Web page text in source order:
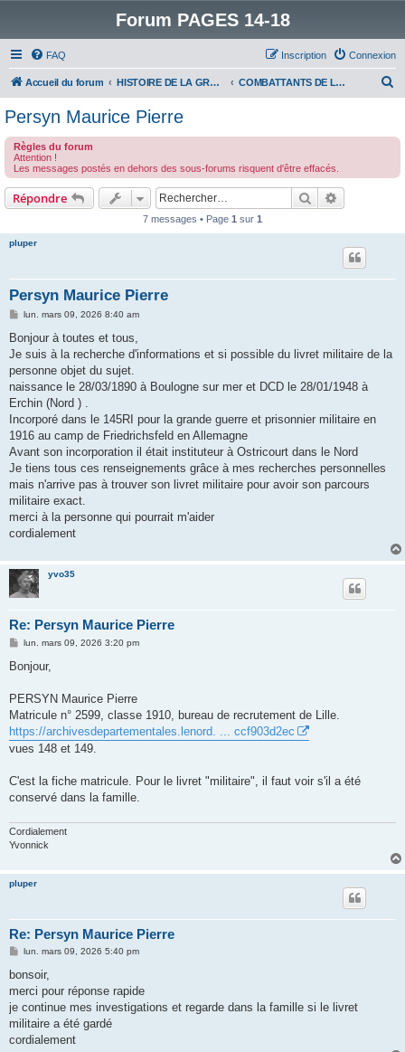
Forum PAGES 14-18
FAQ Connexion
Inscription
Accueil du forum HISTOIRE DE LA GRANDE GUERRE COMBATTANTS DE LA GRANDE GUERRE
h
r
Persyn Maurice Pierre
Règles du forum
Attention !
Les messages postés en dehors des sous-forums risquent d'être effacés.
Répondre Rechercher
7 messages • Page 1 sur 1
pluper
Persyn Maurice Pierre
M
s
a
g
lun. mars 09, 2026 8:40 am
Bonjour à toutes et tous,
Je suis à la recherche d'informations et si possible du livret militaire de la
personne objet du sujet.
naissance le 28/03/1890 à Boulogne sur mer et DCD le 28/01/1948 à
Erchin (Nord ) .
Incorporé dans le 145RI pour la grande guerre et prisonnier militaire en
1916 au camp de Friedrichsfeld en Allemagne
Avant son incorporation il était instituteur à Ostricourt dans le Nord
Je tiens tous ces renseignements grâce à mes recherches personnelles
mais n'arrive pas à trouver son livret militaire pour avoir son parcours
militaire exact.
merci à la personne qui pourrait m'aider
cordialement
yvo35
Re: Persyn Maurice Pierre
M
s
g
lun. mars 09, 2026 3:20 pm
Bonjour,
PERSYN Maurice Pierre
Matricule n° 2599, classe 1910, bureau de recrutement de Lille.
https://archivesdepartementales.lenord. ... ccf903d2ec
vues 148 et 149.
C'est la fiche matricule. Pour le livret "militaire", il faut voir s'il a été
conservé dans la famille.
Cordialement
Yvonnick
pluper
Re: Persyn Maurice Pierre
M
s
a
g
lun. mars 09, 2026 5:40 pm
bonsoir,
merci pour réponse rapide
je continue mes investigations et regarde dans la famille si le livret
militaire a été gardé
cordialement